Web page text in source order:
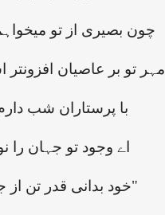
چون بصیری از تو
مہر تو بر عاصیان
با پرستاران شب
اے وجود تو جہان را
"خود بدانی قدر تن از جان بود قدر جان از پرتو جانان بود"